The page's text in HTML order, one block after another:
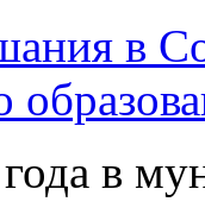
в
в